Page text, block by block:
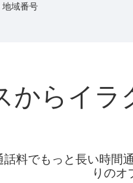
地域番号
からイラ
料でもっと長い時間
りのオ